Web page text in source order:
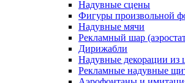
Надувные сцены
Фигуры произвольной
Надувные мячи
Рекламный шар
Дирижабли
Надувные декорации из
Рекламные надувные